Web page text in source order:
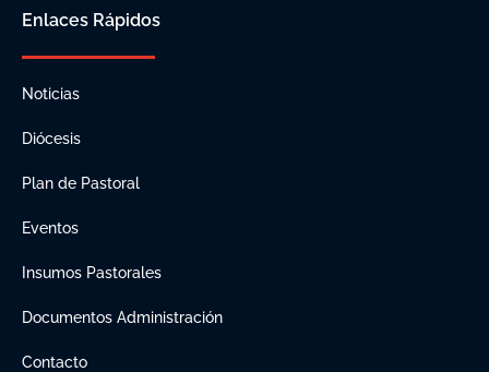
Enlaces Rápidos
Noticias
Diócesis
Plan de Pastoral
Eventos
Insumos Pastorales
Documentos Administración
Contacto